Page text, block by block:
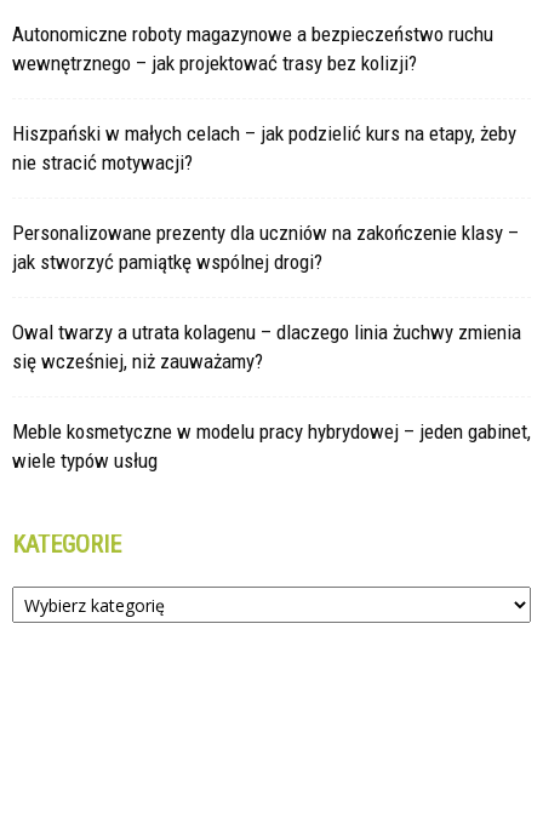
Autonomiczne roboty magazynowe a bezpieczeństwo ruchu
wewnętrznego – jak projektować trasy bez kolizji?
Hiszpański w małych celach – jak podzielić kurs na etapy, żeby
nie stracić motywacji?
Personalizowane prezenty dla uczniów na zakończenie klasy –
jak stworzyć pamiątkę wspólnej drogi?
Owal twarzy a utrata kolagenu – dlaczego linia żuchwy zmienia
się wcześniej, niż zauważamy?
Meble kosmetyczne w modelu pracy hybrydowej – jeden gabinet,
wiele typów usług
KATEGORIE
Kategorie